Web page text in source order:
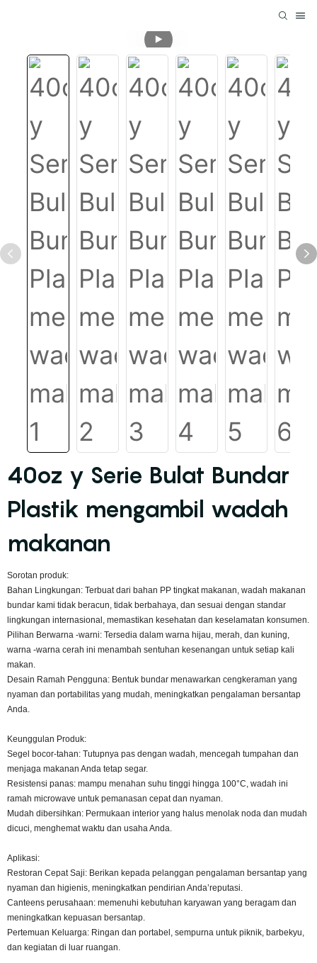
40oz y Serie Bulat Bundar
Plastik mengambil wadah
makanan
Sorotan produk:
Bahan Lingkungan: Terbuat dari bahan PP tingkat makanan, wadah makanan
bundar kami tidak beracun, tidak berbahaya, dan sesuai dengan standar
lingkungan internasional, memastikan kesehatan dan keselamatan konsumen.
Pilihan Berwarna -warni: Tersedia dalam warna hijau, merah, dan kuning,
warna -warna cerah ini menambah sentuhan kesenangan untuk setiap kali
makan.
Desain Ramah Pengguna: Bentuk bundar menawarkan cengkeraman yang
nyaman dan portabilitas yang mudah, meningkatkan pengalaman bersantap
Anda.
Keunggulan Produk:
Segel bocor-tahan: Tutupnya pas dengan wadah, mencegah tumpahan dan
menjaga makanan Anda tetap segar.
Resistensi panas: mampu menahan suhu tinggi hingga 100°C, wadah ini
ramah microwave untuk pemanasan cepat dan nyaman.
Mudah dibersihkan: Permukaan interior yang halus menolak noda dan mudah
dicuci, menghemat waktu dan usaha Anda.
Aplikasi:
Restoran Cepat Saji: Berikan kepada pelanggan pengalaman bersantap yang
nyaman dan higienis, meningkatkan pendirian Anda’reputasi.
Canteens perusahaan: memenuhi kebutuhan karyawan yang beragam dan
meningkatkan kepuasan bersantap.
Pertemuan Keluarga: Ringan dan portabel, sempurna untuk piknik, barbekyu,
dan kegiatan di luar ruangan.